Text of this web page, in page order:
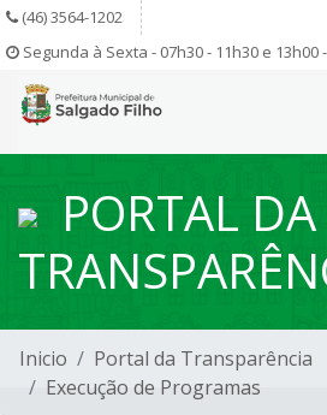
(46) 3564-1202
Segunda à Sexta - 07h30 - 11h30 e 13h00
PORTAL DA
Inicio
Portal da Transparência
Execução de Programas